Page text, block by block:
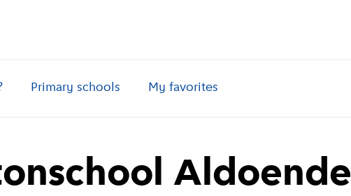
Primary schools My favorites
Aldoende